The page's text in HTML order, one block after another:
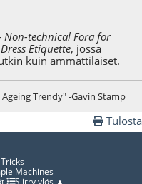
Non-technical Fora for
Etiquette, jossa
kuin ammattilaiset.
Trendy" -Gavin Stamp
Tulosta
Machines
Siirry ylös ▲